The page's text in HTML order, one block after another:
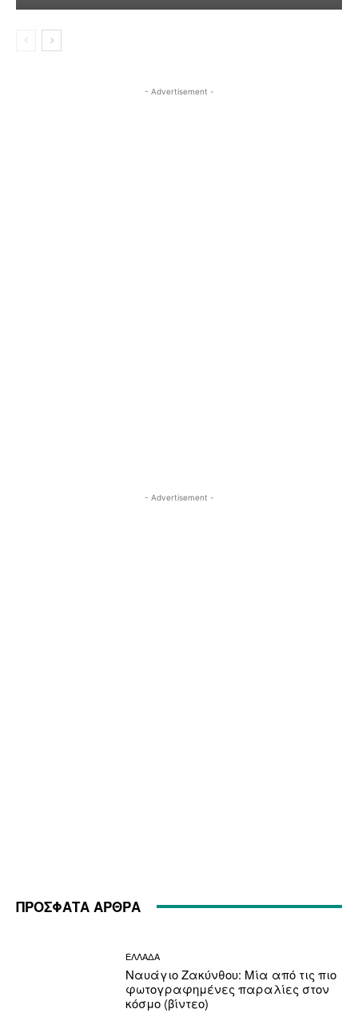
- Advertisement -
- Advertisement -
ΠΡΟΣΦΑΤΑ ΑΡΘΡΑ
ΕΛΛΑΔΑ
Ναυάγιο Ζακύνθου: Μία από τις πιο
φωτογραφημένες παραλίες στον
κόσμο (βίντεο)